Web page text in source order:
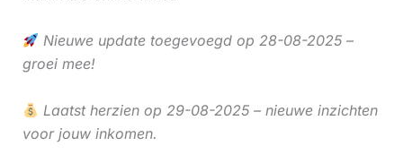
Nieuwe update toegevoegd op 28-08-2025 –
groei mee!
Laatst herzien op 29-08-2025 – nieuwe inzichten
voor jouw inkomen.